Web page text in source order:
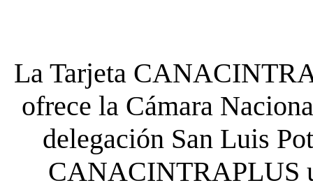
La Tarjeta
ofrece la Cámara
delegación San Luis
CANACINTRAPLUS